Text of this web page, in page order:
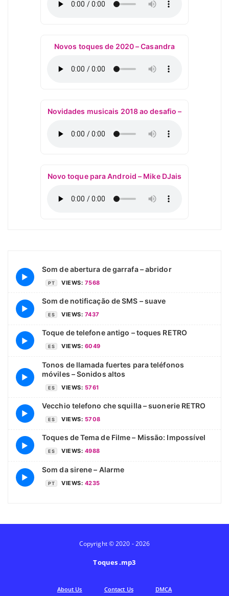
Novos toques de 2020 – Casandra
Novidades musicais 2018 ao desafio –
Novo toque para Android – Mike DJais
▶
Som de abertura de garrafa – abridor
PT VIEWS: 7568
▶
Som de notificação de SMS – suave
ES VIEWS: 7437
▶
Toque de telefone antigo – toques RETRO
ES VIEWS: 6049
▶
Tonos de llamada fuertes para teléfonos
móviles – Sonidos altos
ES VIEWS: 5761
▶
Vecchio telefono che squilla – suonerie RETRO
ES VIEWS: 5708
▶
Toques de Tema de Filme – Missão: Impossível
ES VIEWS: 4988
▶
Som da sirene – Alarme
PT VIEWS: 4235
Copyright © 2020 - 2026
Toques .mp3
Аbout Us Contact Us DMCA